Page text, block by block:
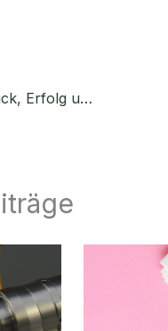
Life Coaching für mehr Glück, Erfolg und Zufriedenheit